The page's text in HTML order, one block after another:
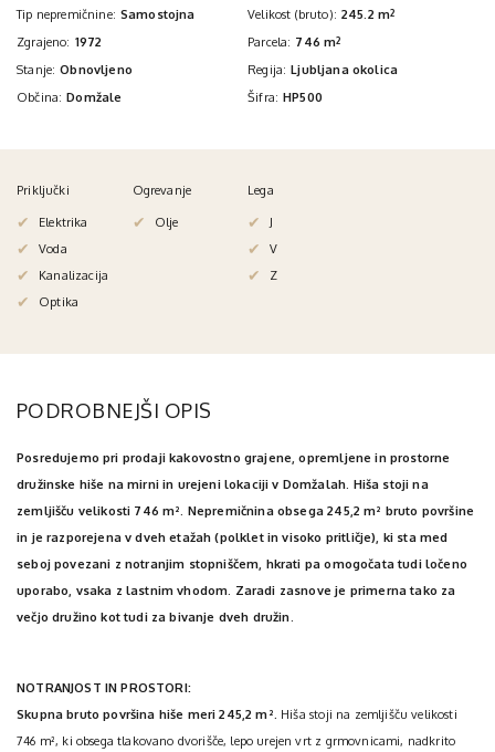
Tip nepremičnine: Samostojna Velikost (bruto): 245.2 m2
Zgrajeno: 1972 Parcela: 746 m2
Stanje: Obnovljeno Regija: Ljubljana okolica
Občina: Domžale Šifra: HP500
Priključki
Elektrika
Voda
Kanalizacija
Optika
Ogrevanje
Olje
Lega
J
V
Z
PODROBNEJŠI OPIS
Posredujemo pri prodaji kakovostno grajene, opremljene in prostorne
družinske hiše na mirni in urejeni lokaciji v Domžalah. Hiša stoji na
zemljišču velikosti 746 m². Nepremičnina obsega 245,2 m² bruto površine
in je razporejena v dveh etažah (polklet in visoko pritličje), ki sta med
seboj povezani z notranjim stopniščem, hkrati pa omogočata tudi ločeno
uporabo, vsaka z lastnim vhodom. Zaradi zasnove je primerna tako za
večjo družino kot tudi za bivanje dveh družin.
NOTRANJOST IN PROSTORI:
Skupna bruto površina hiše meri 245,2 m². Hiša stoji na zemljišču velikosti
746 m², ki obsega tlakovano dvorišče, lepo urejen vrt z grmovnicami, nadkrito